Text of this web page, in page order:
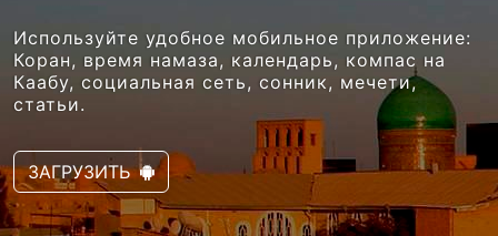
Используйте удобное мобильное приложение:
Коран, время намаза, календарь, компас на
Каабу, социальная сеть, сонник, мечети,
статьи.
ЗАГРУЗИТЬ